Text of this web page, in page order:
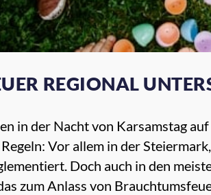
REGIONAL
in der Nacht von Karsamstag
Vor allem in der
Doch auch in den
zum Anlass von